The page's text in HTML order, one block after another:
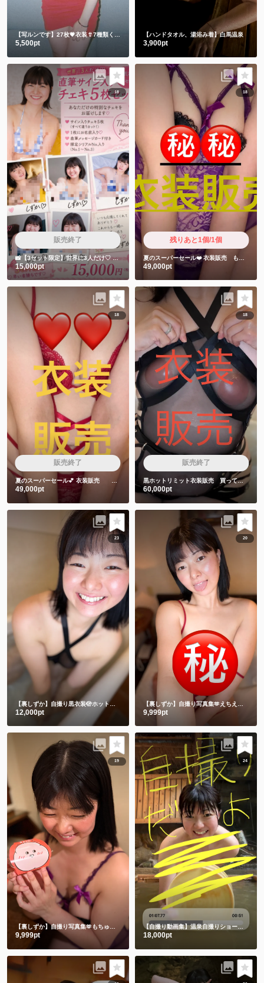
【写ルンです】27枚💗衣装👙7種類くらい
5,500pt
【ハンドタオル、湯浴み着】白馬温泉
3,900pt
18
販売終了
📸【3セット限定】世界に3人だけ♡ しずかちゃん直筆サイン入りチェキ5枚セット
15,000pt
18
残りあと1個/1個
夏のスーパーセール❤️ 衣装販売 もちゅりん食べた時の衣装です❤️
49,000pt
18
販売終了
夏のスーパーセール💕 衣装販売 赤色衣装❤️
49,000pt
18
販売終了
黒ホットリミット衣装販売 買ってくれた人しか見れない特典動画2本付き❤️
60,000pt
23
【裏しずか】自撮り黒衣装🫣ホットリミット🎵夏を刺激します❤️
12,000pt
20
9,999pt
19
【裏しずか】自撮り写真集🫶もちゅりんと私とむらさきえちえち下着
9,999pt
24
【自撮り動画集】温泉自撮りショート動画３本詰め合わせ
18,000pt